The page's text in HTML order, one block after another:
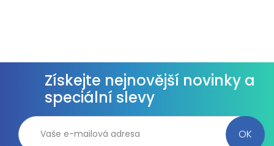
Získejte nejnovější novinky a
speciální slevy